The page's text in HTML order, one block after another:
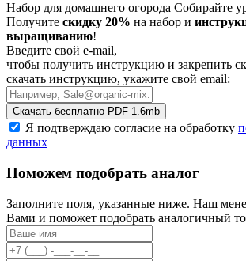
Набор для домашнего огорода Собирайте
Получите скидку 20% на набор и
выращиванию!
Введите свой e-mail,
чтобы получить инструкцию и закрепить
скачать инструкцию, укажите свой email:
Скачать бесплатно PDF 1.6mb
Я подтверждаю согласие на обработку
данных
Поможем подобрать аналог
Заполните поля, указанные ниже. Наш
Вами и поможет подобрать аналогичный